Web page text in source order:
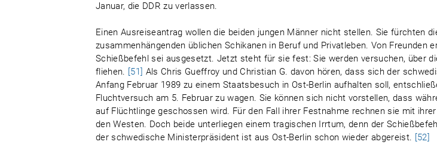
Januar, die DDR zu verlassen.
Einen Ausreiseantrag wollen die beiden jungen Männer nicht stellen. Sie fürchten
zusammenhängenden üblichen Schikanen in Beruf und Privatleben. Von Freunden
Schießbefehl sei ausgesetzt. Jetzt steht für sie fest: Sie werden versuchen, über
fliehen. [51] Als Chris Gueffroy und Christian G. davon hören, dass sich der
Anfang Februar 1989 zu einem Staatsbesuch in Ost-Berlin aufhalten soll,
Fluchtversuch am 5. Februar zu wagen. Sie können sich nicht vorstellen, dass
auf Flüchtlinge geschossen wird. Für den Fall ihrer Festnahme rechnen sie mit
den Westen. Doch beide unterliegen einem tragischen Irrtum, denn der
der schwedische Ministerpräsident ist aus Ost-Berlin schon wieder abgereist. [52]